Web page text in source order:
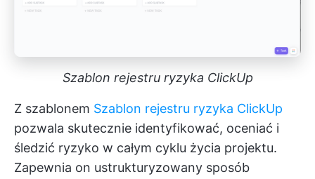
Szablon rejestru ryzyka ClickUp
Z szablonem Szablon rejestru ryzyka ClickUp
pozwala skutecznie identyfikować, oceniać i
śledzić ryzyko w całym cyklu życia projektu.
Zapewnia on ustrukturyzowany sposób